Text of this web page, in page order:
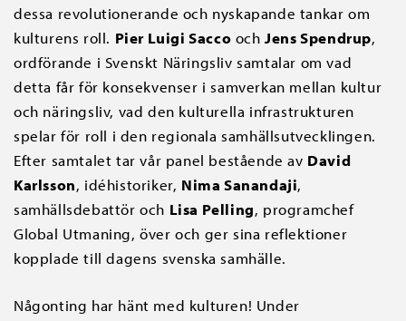
dessa revolutionerande och nyskapande tankar om
kulturens roll. Pier Luigi Sacco ochJens Spendrup,
ordförande i Svenskt Näringsliv samtalar om vad
detta får för konsekvenser i samverkan mellan kultur
och näringsliv, vad den kulturella infrastrukturen
spelar för roll i den regionala samhällsutvecklingen.
Efter samtalet tar vår panel bestående av David
Karlsson, idéhistoriker, Nima Sanandaji,
samhällsdebattör och Lisa Pelling, programchef
Global Utmaning, över och ger sina reflektioner
kopplade till dagens svenska samhälle.
Någonting har hänt med kulturen! Under